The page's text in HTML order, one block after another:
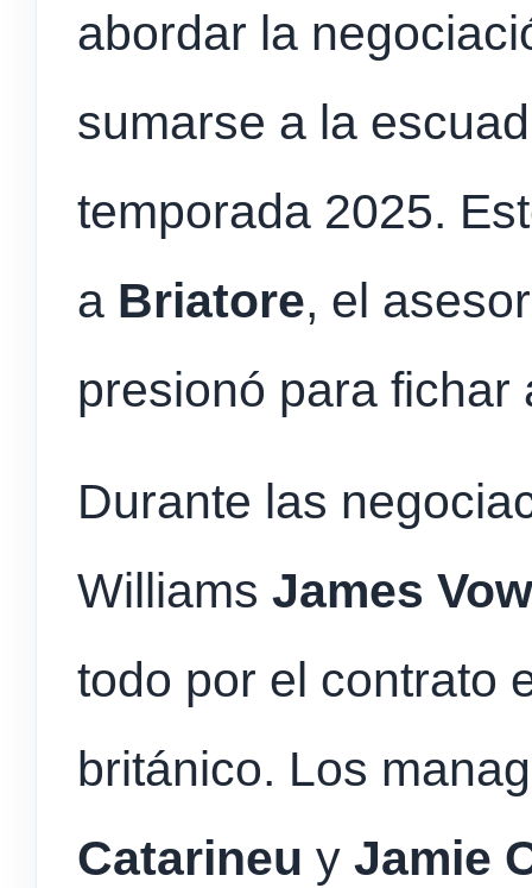
abordar la
sumarse a la
temporada 2025.
a Briatore, el
presionó para fichar
Durante las
Williams James
todo por el contrato
británico. Los
Catarineu y Jamie